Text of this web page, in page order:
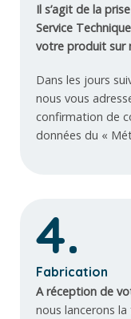
Il s’agit de la
Service
votre produit sur
Dans les jours
nous vous
confirmation de
données du «
4.
Fabrication
A réception de
nous lancerons